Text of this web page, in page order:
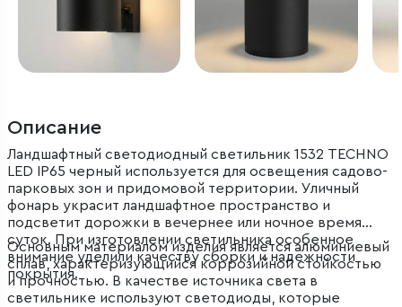
Описание
Ландшафтный светодиодный светильник 1532 TECHNO
LED IP65 черный используется для освещения садово-
парковых зон и придомовой территории. Уличный
фонарь украсит ландшафтное пространство и
подсветит дорожки в вечернее или ночное время
суток. При изготовлении светильника особенное
внимание уделили качеству сборки и надежности
покрытия.
Основным материалом изделия является алюминиевый
сплав, характеризующийся коррозийной стойкостью
и прочностью. В качестве источника света в
светильнике используют светодиоды, которые